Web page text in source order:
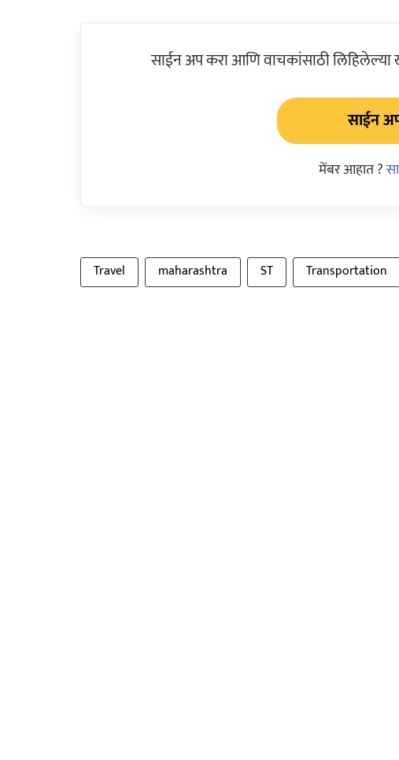
साईन अप करा आणि वाचकांसाठी
साईन
मेंबर आहात ?
Travel maharashtra ST Transportation